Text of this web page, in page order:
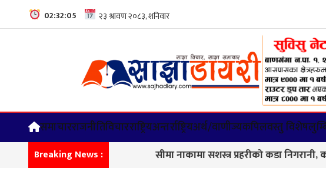
02:32:06
समाचारराजनीतिविचारराष्ट्रियअन्तर्राष्ट्रियअर्थ/वाणीज्यकपिलवस्तु विशेष
Breaking News : सीमा नाकामा सशस्त्र प्रहरीको कडा निगरानी, करिब